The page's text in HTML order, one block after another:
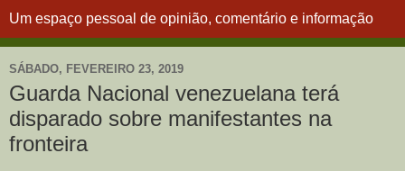
Um espaço pessoal de opinião, comentário e informação
SÁBADO, FEVEREIRO 23, 2019
Guarda Nacional venezuelana terá
disparado sobre manifestantes na
fronteira